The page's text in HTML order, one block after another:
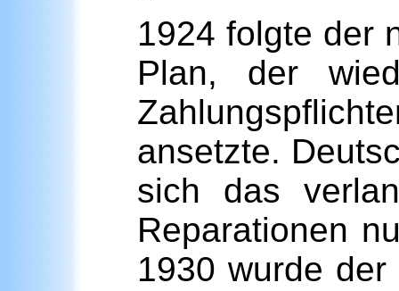
1924 folgte der
Plan, der
ansetzte.
sich das
Reparationen
1930 wurde